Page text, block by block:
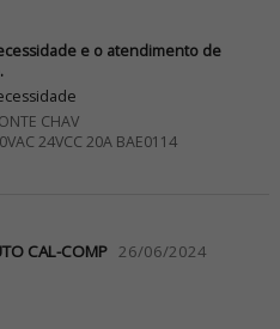
e o atendimento de
CHAV
24VCC 20A BAE0114
CAL-COMP 26/06/2024